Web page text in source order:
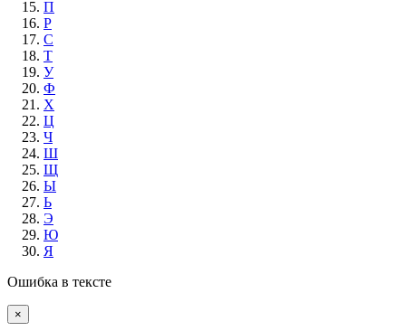
П
Р
С
Т
У
Ф
Х
Ц
Ч
Ш
Щ
Ы
Ь
Э
Ю
Я
Ошибка в тексте
×